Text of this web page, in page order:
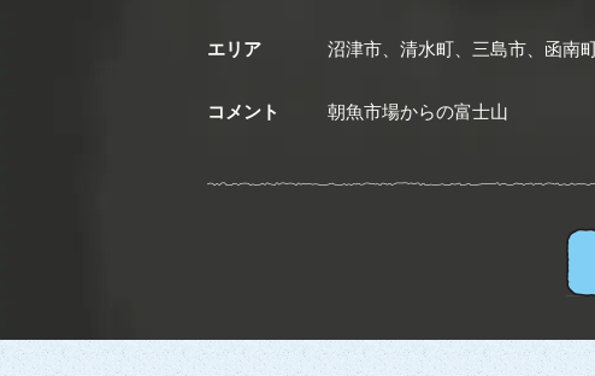
エリア 沼津市、清水町、三島市、函南
コメント 朝魚市場からの富士山